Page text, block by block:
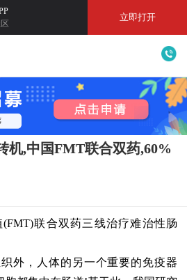
立即打开
机,中国FMT联合双药,60%
联合双药三线治疗难治性肠
，人体的另一个重要的免疫器